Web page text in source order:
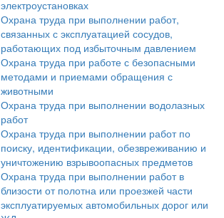
электроустановках
Охрана труда при выполнении работ,
связанных с эксплуатацией сосудов,
работающих под избыточным давлением
Охрана труда при работе с безопасными
методами и приемами обращения с
животными
Охрана труда при выполнении водолазных
работ
Охрана труда при выполнении работ по
поиску, идентификации, обезвреживанию и
уничтожению взрывоопасных предметов
Охрана труда при выполнении работ в
близости от полотна или проезжей части
эксплуатируемых автомобильных дорог или